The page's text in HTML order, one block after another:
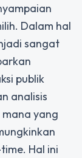
Dalam hal
sangat
publik
analisis
yang
Hal ini